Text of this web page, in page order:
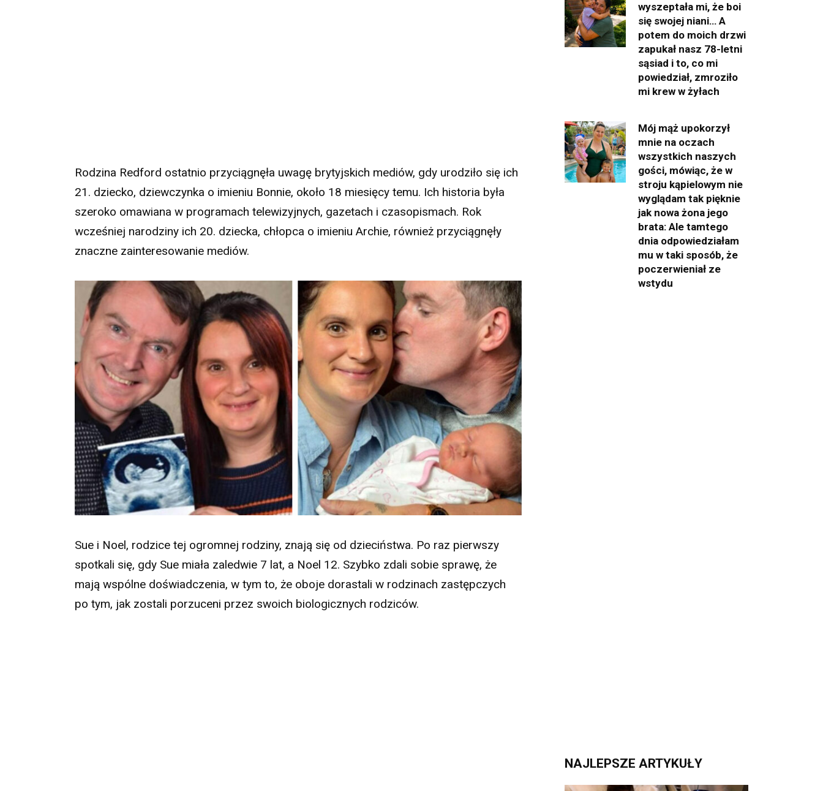
Rodzina Redford ostatnio przyciągnęła uwagę brytyjskich mediów, gdy urodziło się ich
21. dziecko, dziewczynka o imieniu Bonnie, około 18 miesięcy temu. Ich historia była
szeroko omawiana w programach telewizyjnych, gazetach i czasopismach. Rok
wcześniej narodziny ich 20. dziecka, chłopca o imieniu Archie, również przyciągnęły
znaczne zainteresowanie mediów.
Sue i Noel, rodzice tej ogromnej rodziny, znają się od dzieciństwa. Po raz pierwszy
spotkali się, gdy Sue miała zaledwie 7 lat, a Noel 12. Szybko zdali sobie sprawę, że
mają wspólne doświadczenia, w tym to, że oboje dorastali w rodzinach zastępczych
po tym, jak zostali porzuceni przez swoich biologicznych rodziców.
wyszeptała mi, że boi
się swojej niani… A
potem do moich drzwi
zapukał nasz 78-letni
sąsiad i to, co mi
powiedział, zmroziło
mi krew w żyłach
Mój mąż upokorzył
mnie na oczach
wszystkich naszych
gości, mówiąc, że w
stroju kąpielowym nie
wyglądam tak pięknie
jak nowa żona jego
brata: Ale tamtego
dnia odpowiedziałam
mu w taki sposób, że
poczerwieniał ze
wstydu
NAJLEPSZE ARTYKUŁY